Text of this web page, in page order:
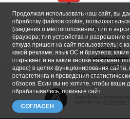
Главная
Общие сведения
Депутаты
Комитеты
График приема
Контакты
Депутатские
1С-
Продолжая использовать наш сайт, вы
обработку файлов cookie,
(сведения о местоположении; тип и
браузера; тип устройства и разрешение
откуда пришел на сайт пользователь; с
какой рекламе; язык ОС и браузера;
открывает и на какие кнопки нажимает
адрес) в целях функционирования сайта,
ретаргетинга и проведения
обзоров. Если вы не хотите, чтобы ваши
обрабатывались, покиньте сайт
СОГЛАСЕН